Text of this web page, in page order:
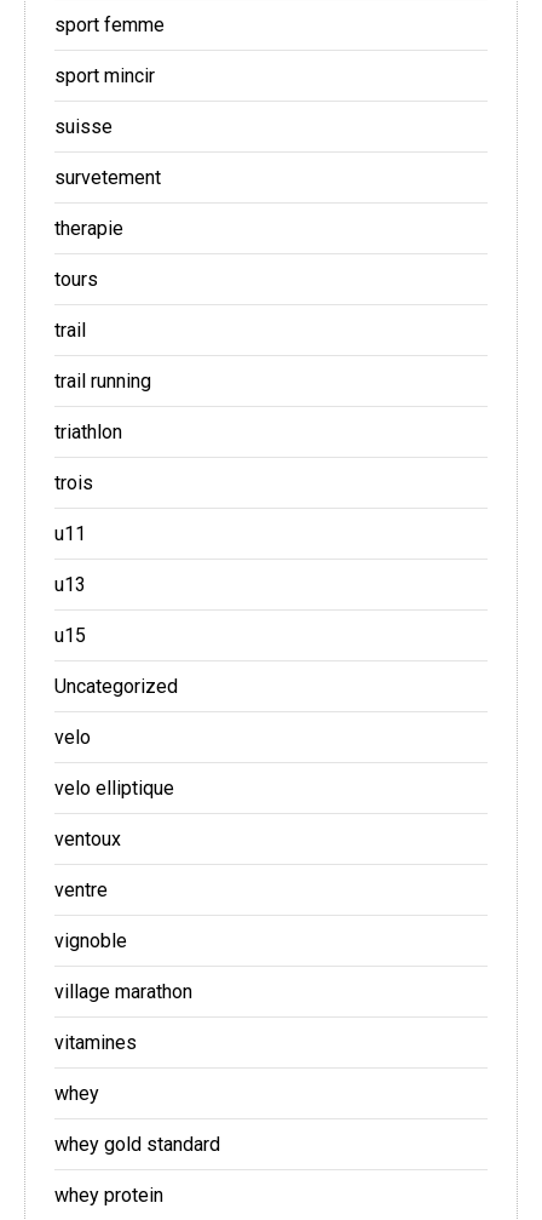
sport femme
sport mincir
suisse
survetement
therapie
tours
trail
trail running
triathlon
trois
u11
u13
u15
Uncategorized
velo
velo elliptique
ventoux
ventre
vignoble
village marathon
vitamines
whey
whey gold standard
whey protein